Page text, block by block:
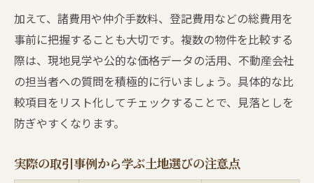
加えて、諸費用や仲介手数料、登記費用などの総費用を
事前に把握することも大切です。複数の物件を比較する
際は、現地見学や公的な価格データの活用、不動産会社
の担当者への質問を積極的に行いましょう。具体的な比
較項目をリスト化してチェックすることで、見落としを
防ぎやすくなります。
実際の取引事例から学ぶ土地選びの注意点